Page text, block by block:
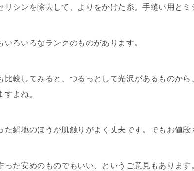
リシンを除去して、よりをかけた糸。手縫い用とミ
いろいろなランクのものがあります。
比較してみると、つるっとして光沢があるものか
すよね。
た絹地のほうが肌触りがよく丈夫です。でもお値段
った安めのものでもいい、というご意見もありま